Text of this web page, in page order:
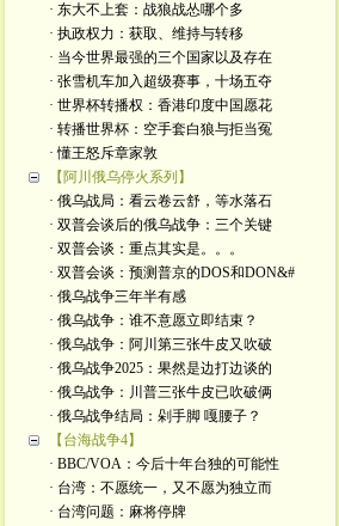
· 东大不上套：战狼战怂哪个多
· 执政权力：获取、维持与转移
· 当今世界最强的三个国家以及存在
· 张雪机车加入超级赛事，十场五夺
· 世界杯转播权：香港印度中国愿花
· 转播世界杯：空手套白狼与拒当冤
· 懂王怒斥章家敦
【阿川俄乌停火系列】
· 俄乌战局：看云卷云舒，等水落石
· 双普会谈后的俄乌战争：三个关键
· 双普会谈：重点其实是。。。
· 双普会谈：预测普京的DOS和DON&#
· 俄乌战争三年半有感
· 俄乌战争：谁不意愿立即结束？
· 俄乌战争：阿川第三张牛皮又吹破
· 俄乌战争2025：果然是边打边谈的
· 俄乌战争：川普三张牛皮已吹破俩
· 俄乌战争结局：剁手脚 嘎腰子？
【台海战争4】
· BBC/VOA：今后十年台独的可能性
· 台湾：不愿统一，又不愿为独立而
· 台湾问题：麻将停牌